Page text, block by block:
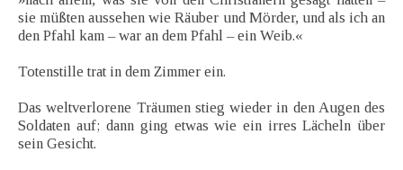
sie müßten aussehen wie Räuber und Mörder, und als ich an
den Pfahl kam – war an dem Pfahl – ein Weib.«
Totenstille trat in dem Zimmer ein.
Das weltverlorene Träumen stieg wieder in den Augen des
Soldaten auf; dann ging etwas wie ein irres Lächeln über
sein Gesicht.